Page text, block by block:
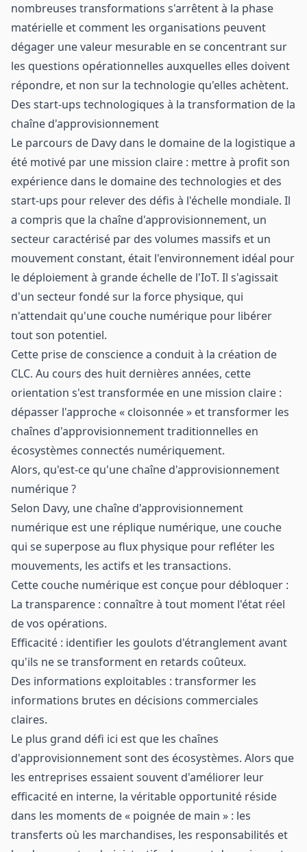
nombreuses transformations s'arrêtent à la phase
matérielle et comment les organisations peuvent
dégager une valeur mesurable en se concentrant sur
les questions opérationnelles auxquelles elles doivent
répondre, et non sur la technologie qu'elles achètent.
Des start-ups technologiques à la transformation de la
chaîne d'approvisionnement
Le parcours de Davy dans le domaine de la logistique a
été motivé par une mission claire : mettre à profit son
expérience dans le domaine des technologies et des
start-ups pour relever des défis à l'échelle mondiale. Il
a compris que la chaîne d'approvisionnement, un
secteur caractérisé par des volumes massifs et un
mouvement constant, était l'environnement idéal pour
le déploiement à grande échelle de l'IoT. Il s'agissait
d'un secteur fondé sur la force physique, qui
n'attendait qu'une couche numérique pour libérer
tout son potentiel.
Cette prise de conscience a conduit à la création de
CLC. Au cours des huit dernières années, cette
orientation s'est transformée en une mission claire :
dépasser l'approche « cloisonnée » et transformer les
chaînes d'approvisionnement traditionnelles en
écosystèmes connectés numériquement.
Alors, qu'est-ce qu'une chaîne d'approvisionnement
numérique ?
Selon Davy, une chaîne d'approvisionnement
numérique est une réplique numérique, une couche
qui se superpose au flux physique pour refléter les
mouvements, les actifs et les transactions.
Cette couche numérique est conçue pour débloquer :
La transparence : connaître à tout moment l'état réel
de vos opérations.
Efficacité : identifier les goulots d'étranglement avant
qu'ils ne se transforment en retards coûteux.
Des informations exploitables : transformer les
informations brutes en décisions commerciales
claires.
Le plus grand défi ici est que les chaînes
d'approvisionnement sont des écosystèmes. Alors que
les entreprises essaient souvent d'améliorer leur
efficacité en interne, la véritable opportunité réside
dans les moments de « poignée de main » : les
transferts où les marchandises, les responsabilités et